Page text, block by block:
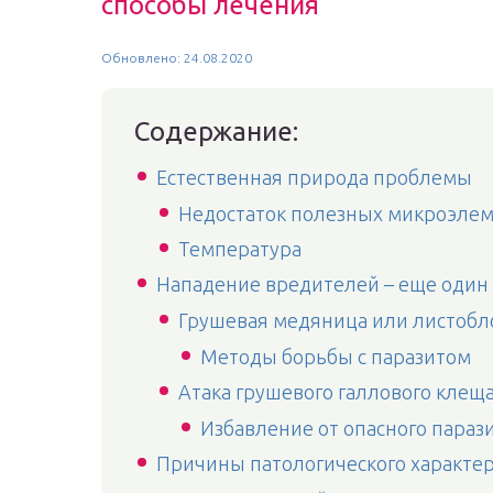
Обновлено: 24.08.2020
Содержание:
Естественная природа проблемы
Недостаток полезных
Температура
Нападение вредителей – еще
Грушевая медяница или
Методы борьбы с паразитом
Атака грушевого галлового
Избавление от опасного
Причины патологического